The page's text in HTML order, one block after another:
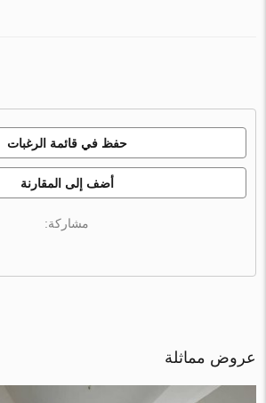
حفظ في قائمة الرغبات
أضف إلى المقارنة
مشاركة:
عروض مماثلة